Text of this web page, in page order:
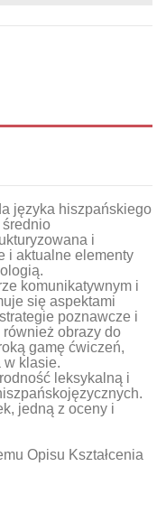
języka hiszpańskiego
średnio
i
i aktualne elementy
komunikatywnym i
się aspektami
poznawcze i
obrazy do
gamę ćwiczeń,
w klasie.
leksykalną i
jedną z oceny i
Opisu Kształcenia